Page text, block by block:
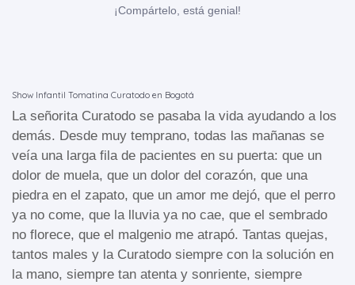
¡Compártelo, está genial!
Show Infantil Tomatina Curatodo en Bogotá
La señorita Curatodo se pasaba la vida ayudando a los
demás. Desde muy temprano, todas las mañanas se
veía una larga fila de pacientes en su puerta: que un
dolor de muela, que un dolor del corazón, que una
piedra en el zapato, que un amor me dejó, que el perro
ya no come, que la lluvia ya no cae, que el sembrado
no florece, que el malgenio me atrapó. Tantas quejas,
tantos males y la Curatodo siempre con la solución en
la mano, siempre tan atenta y sonriente, siempre